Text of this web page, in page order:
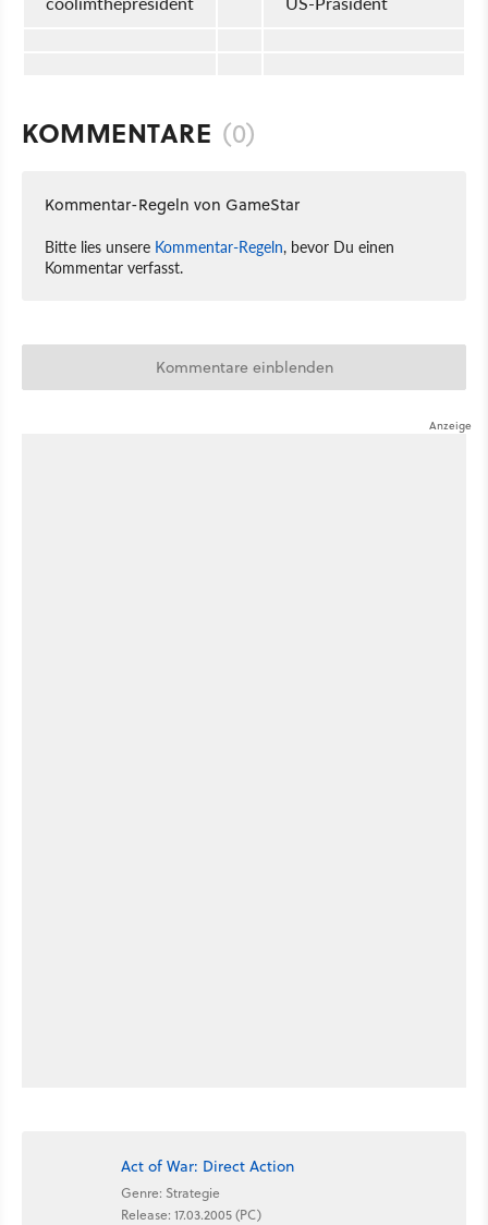
KOMMENTARE (0)
Kommentar-Regeln von GameStar
Bitte lies unsere Kommentar-Regeln, bevor Du einen
Kommentar verfasst.
Kommentare einblenden
Act of War: Direct Action
Genre: Strategie
Release: 17.03.2005 (PC)